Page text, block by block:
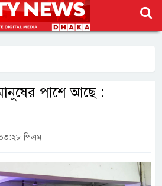
পাশে আছে :
০৩:২৮ পিএম